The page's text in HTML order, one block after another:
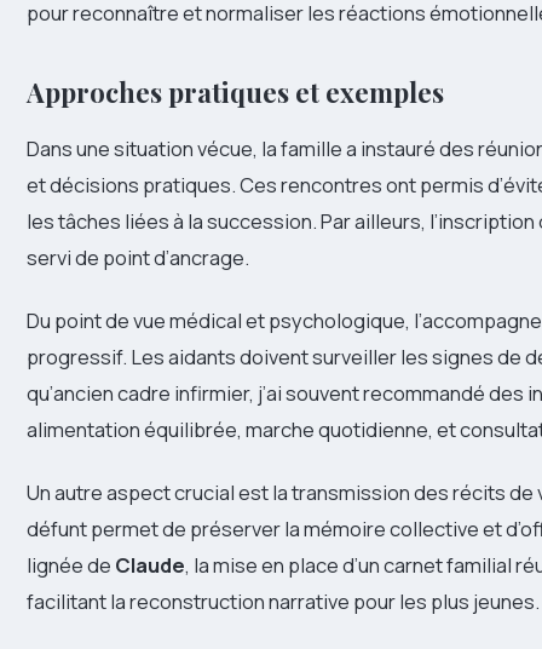
pour reconnaître et normaliser les réactions
Approches pratiques et exemples
Dans une situation vécue, la famille a instauré des
et décisions pratiques. Ces rencontres ont permis
les tâches liées à la succession. Par ailleurs,
servi de point d’ancrage.
Du point de vue médical et psychologique,
progressif. Les aidants doivent surveiller les signes de
qu’ancien cadre infirmier, j’ai souvent recommandé
alimentation équilibrée, marche quotidienne, et
Un autre aspect crucial est la transmission des récits de
défunt permet de préserver la mémoire collective et
lignée de Claude, la mise en place d’un carnet familial
facilitant la reconstruction narrative pour les plus jeunes.